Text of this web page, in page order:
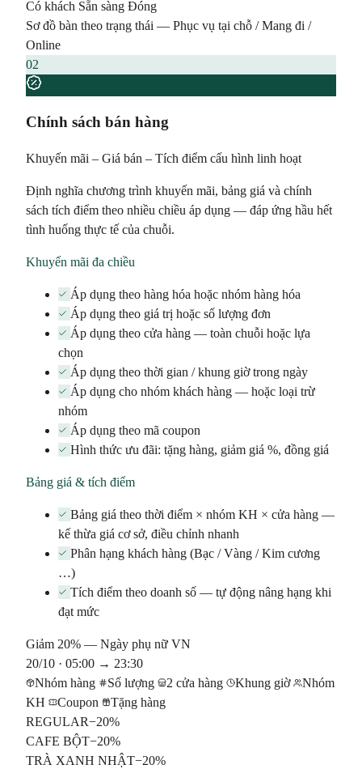
Có khách Sẵn sàng Đóng
Sơ đồ bàn theo trạng thái — Phục vụ tại chỗ / Mang đi /
Online
02
Chính sách bán hàng
Khuyến mãi – Giá bán – Tích điểm cấu hình linh hoạt
Định nghĩa chương trình khuyến mãi, bảng giá và chính
sách tích điểm theo nhiều chiều áp dụng — đáp ứng hầu hết
tình huống thực tế của chuỗi.
Khuyến mãi đa chiều
Áp dụng theo hàng hóa hoặc nhóm hàng hóa
Áp dụng theo giá trị hoặc số lượng đơn
Áp dụng theo cửa hàng — toàn chuỗi hoặc lựa
chọn
Áp dụng theo thời gian / khung giờ trong ngày
Áp dụng cho nhóm khách hàng — hoặc loại trừ
nhóm
Áp dụng theo mã coupon
Hình thức ưu đãi: tặng hàng, giảm giá %, đồng giá
Bảng giá & tích điểm
Bảng giá theo thời điểm × nhóm KH × cửa hàng —
kế thừa giá cơ sở, điều chỉnh nhanh
Phân hạng khách hàng (Bạc / Vàng / Kim cương
…)
Tích điểm theo doanh số — tự động nâng hạng khi
đạt mức
Giảm 20% — Ngày phụ nữ VN
20/10 · 05:00 → 23:30
Nhóm hàng
Số lượng 2 cửa hàng Khung giờ
Nhóm
KH
Coupon
Tặng hàng
REGULAR−20%
CAFE BỘT−20%
TRÀ XANH NHẬT−20%